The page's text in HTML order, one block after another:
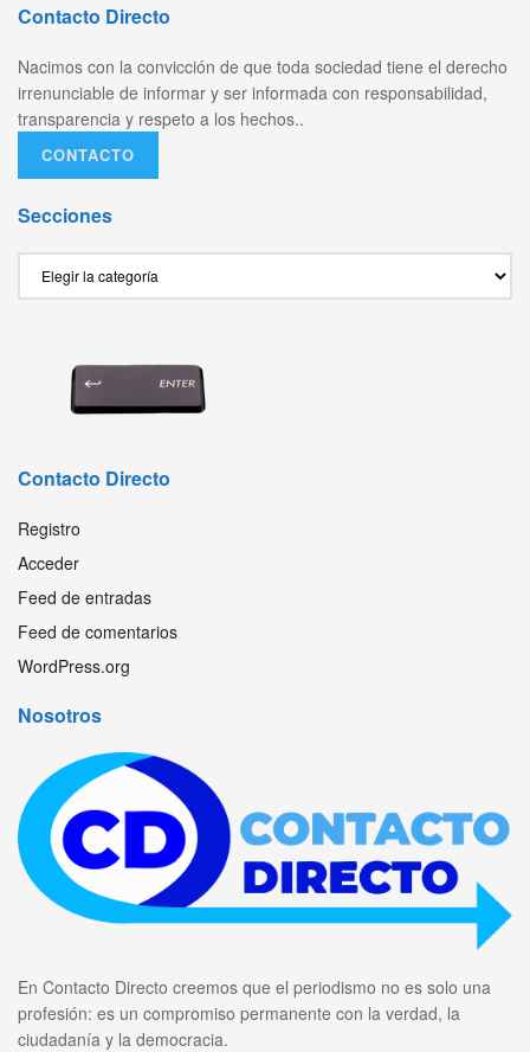
Contacto Directo
Nacimos con la convicción de que toda sociedad tiene el derecho
irrenunciable de informar y ser informada con responsabilidad,
transparencia y respeto a los hechos..
CONTACTO
Secciones
Contacto Directo
Registro
Acceder
Feed de entradas
Feed de comentarios
WordPress.org
Nosotros
En Contacto Directo creemos que el periodismo no es solo una
profesión: es un compromiso permanente con la verdad, la
ciudadanía y la democracia.